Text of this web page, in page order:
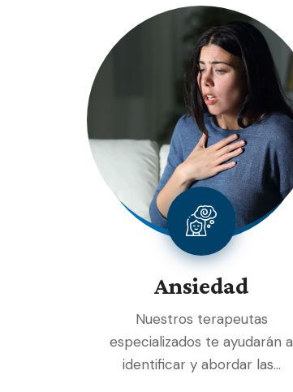
Ansiedad
Nuestros terapeutas
especializados te ayudarán a
identificar y abordar las…